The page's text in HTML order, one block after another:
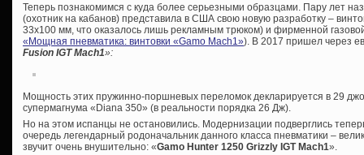
Теперь познакомимся с куда более серьезными образцами. Пару лет
(охотник на кабанов) представила в США свою новую разработку –
33х100 мм, что оказалось лишь рекламным трюком) и фирменной
«Мощная пневматика: винтовки «Gamo Maсh1»). В 2017 пришел через
Fusion IGT Mach1»:
Мощность этих пружинно-поршневых переломок декларируется в 29
супермагнума «Diana 350» (в реальности порядка 26 Дж).
Но на этом испанцы не остановились. Модернизации подверглись
очередь легендарный родоначальник данного класса пневматики –
звучит очень внушительно: «Gamo Hunter 1250 Grizzly IGT Mach1».